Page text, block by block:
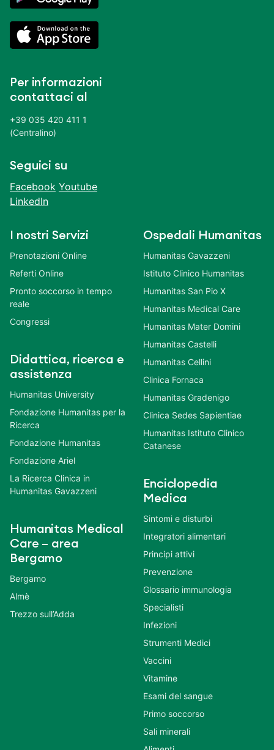
Per informazioni
contattaci al
+39 035 420 411 1
(Centralino)
Seguici su
Facebook Youtube
LinkedIn
I nostri Servizi
Prenotazioni Online
Referti Online
Pronto soccorso in tempo
reale
Congressi
Didattica, ricerca e
assistenza
Humanitas University
Fondazione Humanitas per la
Ricerca
Fondazione Humanitas
Fondazione Ariel
La Ricerca Clinica in
Humanitas Gavazzeni
Humanitas Medical
Care – area
Bergamo
Bergamo
Almè
Trezzo sull’Adda
Ospedali Humanitas
Humanitas Gavazzeni
Istituto Clinico Humanitas
Humanitas San Pio X
Humanitas Medical Care
Humanitas Mater Domini
Humanitas Castelli
Humanitas Cellini
Clinica Fornaca
Humanitas Gradenigo
Clinica Sedes Sapientiae
Humanitas Istituto Clinico
Catanese
Enciclopedia
Medica
Sintomi e disturbi
Integratori alimentari
Principi attivi
Prevenzione
Glossario immunologia
Specialisti
Infezioni
Strumenti Medici
Vaccini
Vitamine
Esami del sangue
Primo soccorso
Sali minerali